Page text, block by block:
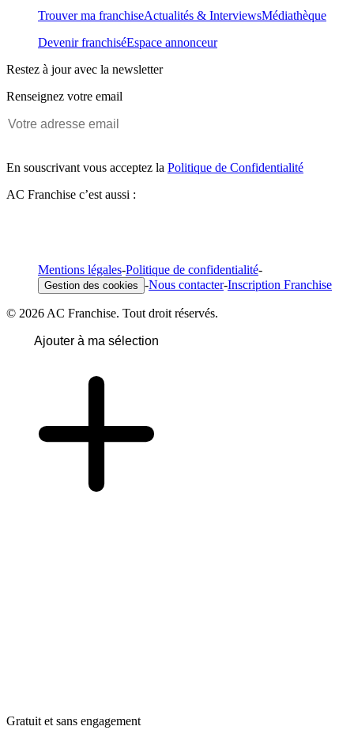
Trouver ma franchiseActualités & InterviewsMédiathèque
Devenir franchiséEspace annonceur
Restez à jour avec la newsletter
Renseignez votre email
En souscrivant vous acceptez la Politique de Confidentialité
AC Franchise c’est aussi :
Mentions légales-Politique de confidentialité-
Gestion des cookies -Nous contacter-Inscription Franchise
© 2026 AC Franchise. Tout droit réservés.
Ajouter à ma sélection
Gratuit et sans engagement